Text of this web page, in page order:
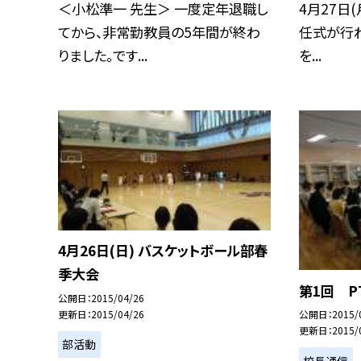
＜小松準一 先生＞ 一度定年退職し
てから、非常勤教員の5年間が終わ
りました。です...
4月27日(
任式が行
を...
4月26日(日) バスケットボール部春
季大会
公開日 2015/04/26
更新日 2015/04/26
部活動
第1回
公開日
更新日